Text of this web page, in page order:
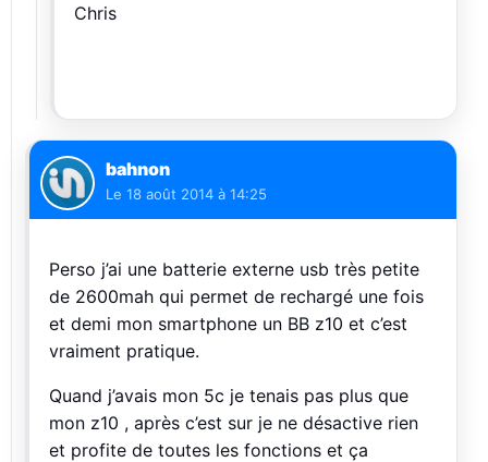
Chris
bahnon
Le 18 août 2014 à 14:25
Perso j’ai une batterie externe usb très petite
de 2600mah qui permet de rechargé une fois
et demi mon smartphone un BB z10 et c’est
vraiment pratique.
Quand j’avais mon 5c je tenais pas plus que
mon z10 , après c’est sur je ne désactive rien
et profite de toutes les fonctions et ça